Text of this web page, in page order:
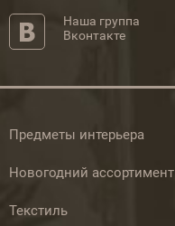
Наша группа
Вконтакте
Предметы интерьера
Новогодний ассортимент
Текстиль